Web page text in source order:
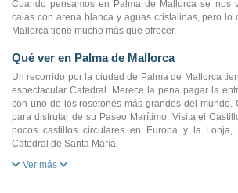
Cuando pensamos en Palma de Mallorca se nos
calas con arena blanca y aguas cristalinas, pero lo
Mallorca tiene mucho más que ofrecer.
Qué ver en Palma de Mallorca
Un recorrido por la ciudad de Palma de Mallorca
espectacular Catedral. Merece la pena pagar la
con uno de los rosetones más grandes del mundo.
para disfrutar de su Paseo Marítimo. Visita el
pocos castillos circulares en Europa y la
Catedral de Santa María.
Ver más